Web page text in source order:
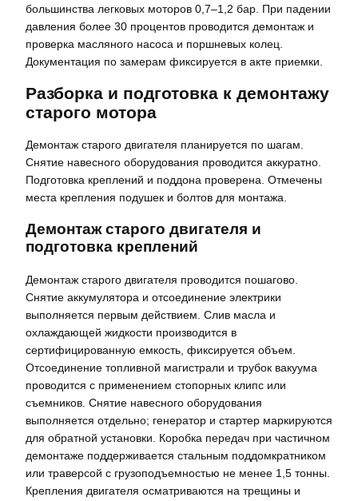
большинства легковых моторов 0,7–1,2 бар. При падении
давления более 30 процентов проводится демонтаж и
проверка масляного насоса и поршневых колец.
Документация по замерам фиксируется в акте приемки.
Разборка и подготовка к демонтажу
старого мотора
Демонтаж старого двигателя планируется по шагам.
Снятие навесного оборудования проводится аккуратно.
Подготовка креплений и поддона проверена. Отмечены
места крепления подушек и болтов для монтажа.
Демонтаж старого двигателя и
подготовка креплений
Демонтаж старого двигателя проводится пошагово.
Снятие аккумулятора и отсоединение электрики
выполняется первым действием. Слив масла и
охлаждающей жидкости производится в
сертифицированную емкость, фиксируется объем.
Отсоединение топливной магистрали и трубок вакуума
проводится с применением стопорных клипс или
съемников. Снятие навесного оборудования
выполняется отдельно; генератор и стартер маркируются
для обратной установки. Коробка передач при частичном
демонтаже поддерживается стальным поддомкратником
или траверсой с грузоподъемностью не менее 1,5 тонны.
Крепления двигателя осматриваются на трещины и